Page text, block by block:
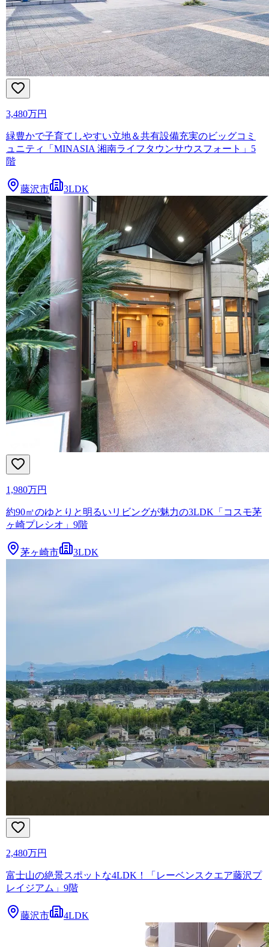
3,480万円
緑豊かで子育てしやすい立地＆共有設備充実のビッグコミ
ュニティ「MINASIA 湘南ライフタウンサウスフォート」5
階
藤沢市 3LDK
1,980万円
約90㎡のゆとりと明るいリビングが魅力の3LDK「コスモ茅
ヶ崎プレシオ」9階
茅ヶ崎市 3LDK
2,480万円
富士山の絶景スポットな4LDK！「レーベンスクエア藤沢プ
レイジアム」9階
藤沢市 4LDK